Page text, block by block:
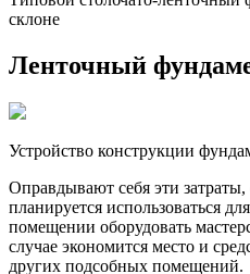
склоне
Ленточный
Устройство конструкции
Оправдывают себя эти
планируется использоваться
помещении оборудовать
случае экономится место и
других подсобных помещений.